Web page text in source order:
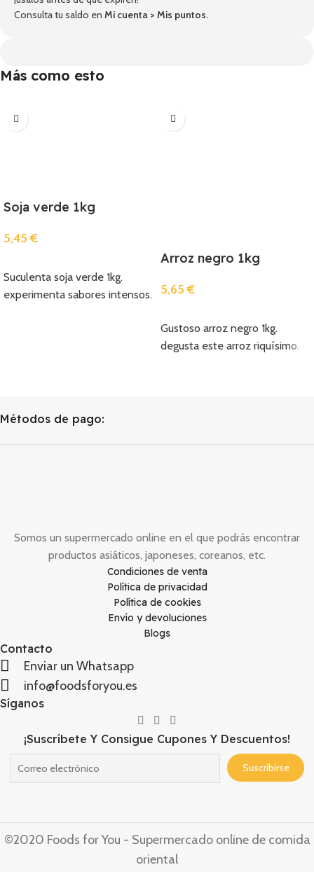
Consulta tu saldo en Mi cuenta > Mis puntos.
Más como esto
Soja verde 1kg
5,45€
Suculenta soja verde 1kg.
experimenta sabores intensos.
Arroz negro 1kg
5,65€
Gustoso arroz negro 1kg.
degusta este arroz riquísimo.
Métodos de pago:
Somos un supermercado online en el que podrás encontrar
productos asiáticos, japoneses, coreanos, etc.
Condiciones de venta
Política de privacidad
Política de cookies
Envío y devoluciones
Blogs
Contacto
Enviar un Whatsapp
info@foodsforyou.es
Síganos
¡Suscríbete Y Consigue Cupones Y Descuentos!
©2020 Foods for You - Supermercado online de comida
oriental